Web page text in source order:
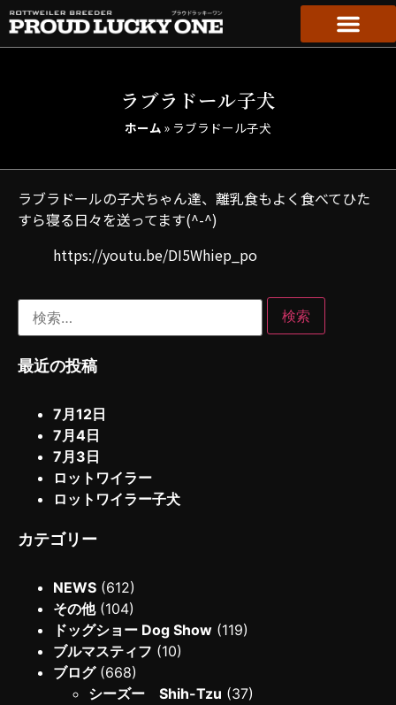
ラブラドール子犬
ホーム » ラブラドール子犬
ラブラドールの子犬ちゃん達、離乳食もよく食べてひた
すら寝る日々を送ってます(^-^)
https://youtu.be/DI5Whiep_po
最近の投稿
7月12日
7月4日
7月3日
ロットワイラー
ロットワイラー子犬
カテゴリー
NEWS (612)
その他(104)
ドッグショー Dog Show (119)
ブルマスティフ (10)
ブログ(668)
シーズー Shih-Tzu (37)